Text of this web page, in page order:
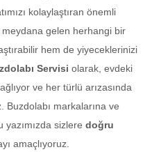
kolaylaştıran önemli
meydana gelen herhangi bir
hem de yiyeceklerinizi
Servisi olarak, evdeki
ve her türlü arızasında
Buzdolabı markalarına ve
yazımızda sizlere doğru
amaçlıyoruz.